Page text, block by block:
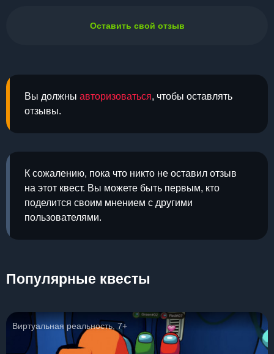
Вы должны авторизоваться, чтобы оставлять
отзывы.
К сожалению, пока что никто не оставил отзыв
на этот квест. Вы можете быть первым, кто
поделится своим мнением с другими
пользователями.
Оставить свой отзыв
Популярные квесты
Виртуальная реальность, 7+